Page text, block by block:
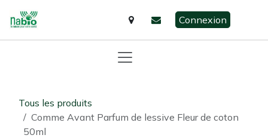
Connexion
Tous les produits
Comme Avant Parfum de lessive Fleur de coton
50ml